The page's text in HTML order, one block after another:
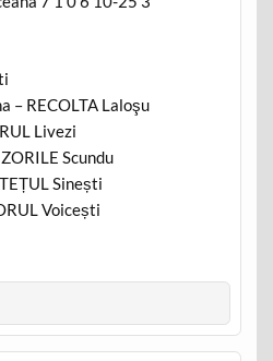
– RECOLTA Laloşu
Livezi
Scundu
Sinești
Voicești